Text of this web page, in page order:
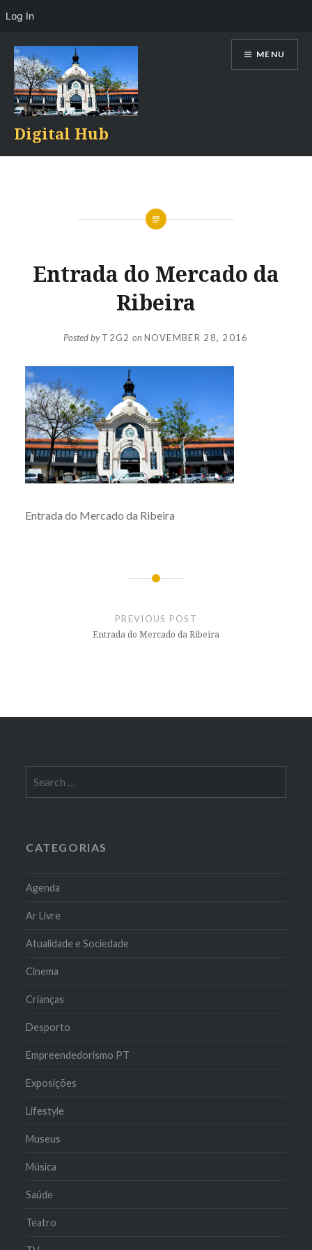
content
Digital Hub
MENU
Entrada do Mercado da
Ribeira
Posted byT2G2 onNOVEMBER 28, 2016
Entrada do Mercado da Ribeira
PREVIOUS POST
Entrada do Mercado da Ribeira
for:
CATEGORIAS
Agenda
Ar Livre
Atualidade e Sociedade
Cinema
Crianças
Desporto
Empreendedorismo PT
Exposições
Lifestyle
Museus
Música
Saúde
Teatro
Log In